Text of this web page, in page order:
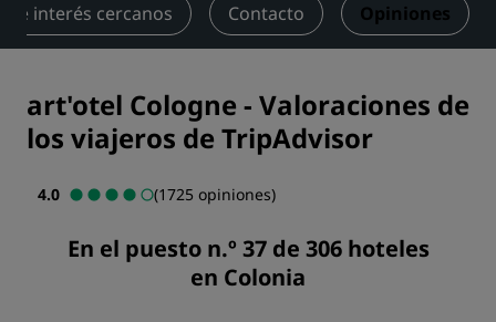
de interés cercanos Contacto Opiniones
art'otel Cologne - Valoraciones de
los viajeros de TripAdvisor
4.0 (1725 opiniones)
En el puesto n.º 37 de 306 hoteles
en Colonia